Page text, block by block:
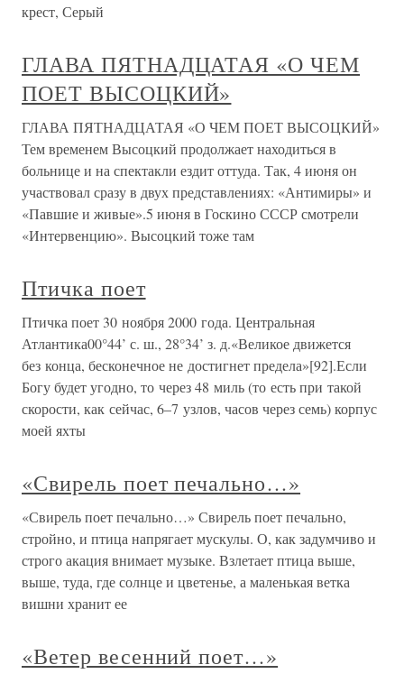
крест, Серый
ГЛАВА ПЯТНАДЦАТАЯ «О ЧЕМ
ПОЕТ ВЫСОЦКИЙ»
ГЛАВА ПЯТНАДЦАТАЯ «О ЧЕМ ПОЕТ ВЫСОЦКИЙ»
Тем временем Высоцкий продолжает находиться в
больнице и на спектакли ездит оттуда. Так, 4 июня он
участвовал сразу в двух представлениях: «Антимиры» и
«Павшие и живые».5 июня в Госкино СССР смотрели
«Интервенцию». Высоцкий тоже там
Птичка поет
Птичка поет 30 ноября 2000 года. Центральная
Атлантика00°44’ с. ш., 28°34’ з. д.«Великое движется
без конца, бесконечное не достигнет предела»[92].Если
Богу будет угодно, то через 48 миль (то есть при такой
скорости, как сейчас, 6–7 узлов, часов через семь) корпус
моей яхты
«Свирель поет печально…»
«Свирель поет печально…» Свирель поет печально,
стройно, и птица напрягает мускулы. О, как задумчиво и
строго акация внимает музыке. Взлетает птица выше,
выше, туда, где солнце и цветенье, а маленькая ветка
вишни хранит ее
«Ветер весенний поет…»